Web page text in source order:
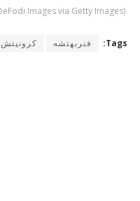
Images via Getty Images)
Tags: فنربهتشه كرونيتش